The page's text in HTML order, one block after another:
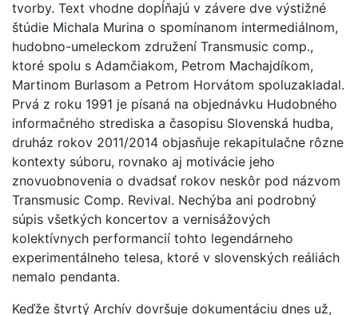
tvorby. Text vhodne dopĺňajú v závere dve výstižné
štúdie Michala Murina o spomínanom intermediálnom,
hudobno-umeleckom združení Transmusic comp.,
ktoré spolu s Adamčiakom, Petrom Machajdíkom,
Martinom Burlasom a Petrom Horvátom spoluzakladal.
Prvá z roku 1991 je písaná na objednávku Hudobného
informačného strediska a časopisu Slovenská hudba,
druház rokov 2011/2014 objasňuje rekapitulačne rôzne
kontexty súboru, rovnako aj motivácie jeho
znovuobnovenia o dvadsať rokov neskôr pod názvom
Transmusic Comp. Revival. Nechýba ani podrobný
súpis všetkých koncertov a vernisážových
kolektívnych performancií tohto legendárneho
experimentálneho telesa, ktoré v slovenských reáliách
nemalo pendanta.
Keďže štvrtý Archív dovršuje dokumentáciu dnes už,